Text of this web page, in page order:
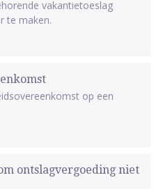
vakantietoeslag
te maken.
op een
ontslagvergoeding niet